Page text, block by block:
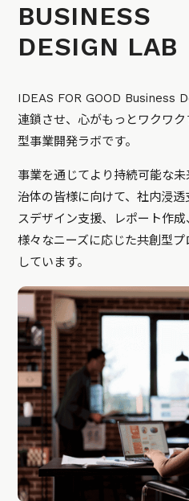
BUSINESS
DESIGN LAB
IDEAS FOR GOOD Business
連鎖させ、心がもっとワクワ
型事業開発ラボです。
事業を通じてより持続可能な
治体の皆様に向けて、社内浸
スデザイン支援、レポート作成
様々なニーズに応じた共創型
しています。